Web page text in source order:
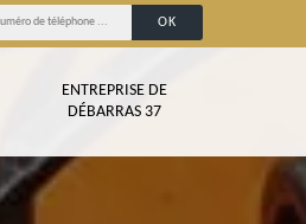
ENTREPRISE DE
DÉBARRAS 37